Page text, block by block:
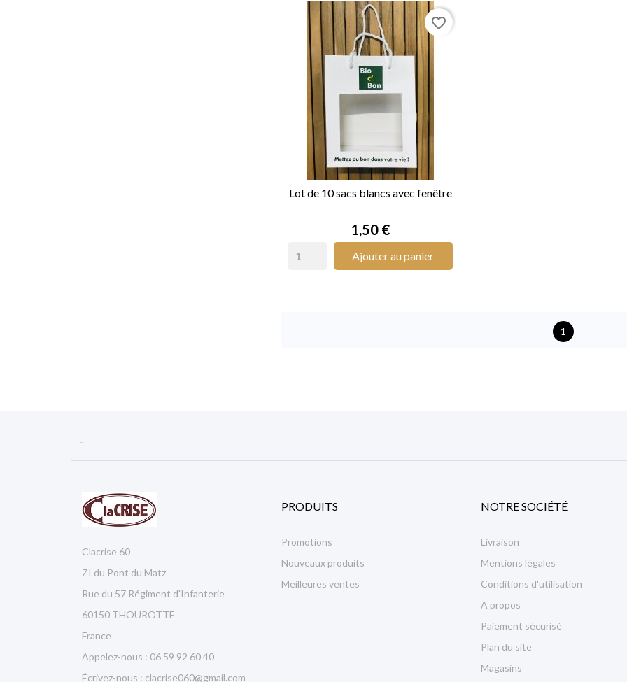
Lot de 10 sacs blancs avec fenêtre
Prix
1,50 €
Ajouter au panier
favorite_border
1

Clacrise 60
ZI du Pont du Matz
Rue du 57 Régiment d'Infanterie
60150 THOUROTTE
France
Appelez-nous : 06 59 92 60 40
Écrivez-nous : clacrise060@gmail.com
PRODUITS
Promotions
Nouveaux produits
Meilleures ventes
NOTRE SOCIÉTÉ
Livraison
Mentions légales
Conditions d'utilisation
A propos
Paiement sécurisé
Plan du site
Magasins